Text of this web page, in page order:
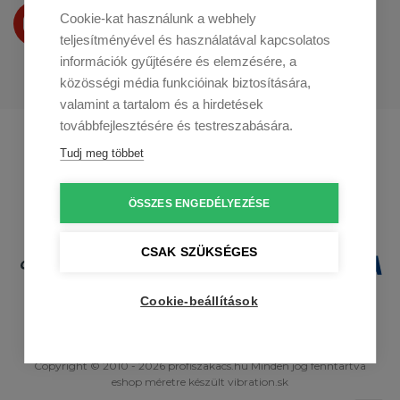
Termékeinket
a Youtube-on is bemutatjuk
Profikuchar.sk
Profikuchař.cz
Copyright © 2010 - 2026 profiszakacs.hu Minden jog fenntartva
eshop méretre készült vibration.sk
Cookie-kat használunk a webhely
teljesítményével és használatával kapcsolatos
információk gyűjtésére és elemzésére, a
közösségi média funkcióinak biztosítására,
valamint a tartalom és a hirdetések
továbbfejlesztésére és testreszabására.
Tudj meg többet
ÖSSZES ENGEDÉLYEZÉSE
CSAK SZÜKSÉGES
Cookie-beállítások